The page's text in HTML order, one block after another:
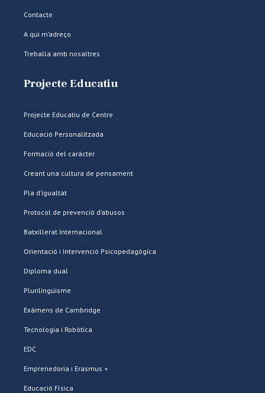
Contacte
A qui m’adreço
Treballa amb nosaltres
Projecte Educatiu
Projecte Educatiu de Centre
Educació Personalitzada
Formació del caràcter
Creant una cultura de pensament
Pla d’igualtat
Protocol de prevenció d’abusos
Batxillerat Internacional
Orientació i Intervenció Psicopedagògica
Diploma dual
Plurilingüisme
Exàmens de Cambridge
Tecnologia i Robòtica
EDC
Emprenedoria i Erasmus +
Educació Física